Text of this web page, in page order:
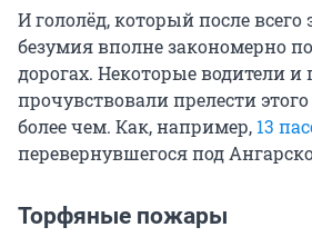
И гололёд, который после всего
безумия вполне закономерно
дорогах. Некоторые водители
прочувствовали прелести
более чем. Как, например, 13
перевернувшегося под
Торфяные пожары